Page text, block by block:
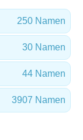
250 Namen
30 Namen
44 Namen
3907 Namen